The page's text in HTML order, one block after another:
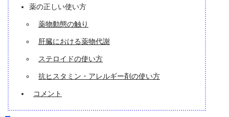
薬の正しい使い方
薬物動態の触り
肝臓における薬物代謝
ステロイドの使い方
抗ヒスタミン・アレルギー剤の使い方
コメント